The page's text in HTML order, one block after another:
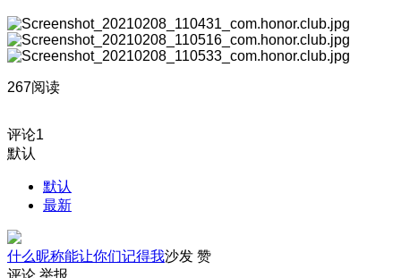
267阅读
评论1
默认
默认
最新
什么昵称能让你们记得我沙发 赞
评论 举报